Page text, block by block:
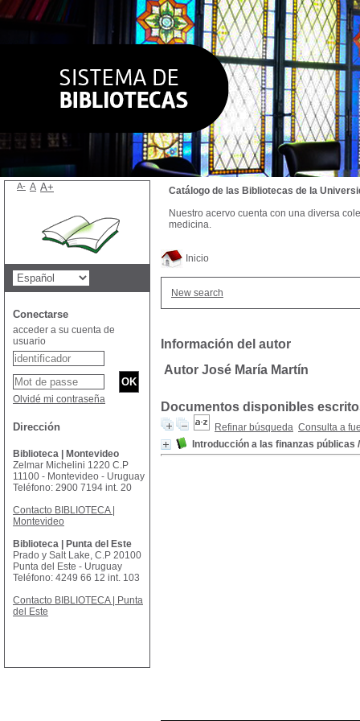
Inicio
New search
Información del autor
Autor José María Martín
Documentos disponibles
Refinar búsqueda Consulta a
Introducción a las finanzas públicas
Catálogo de las Bibliotecas de la
Nuestro acervo cuenta con una diversa
medicina.
A- A A+
Conectarse
acceder a su cuenta de
usuario
Olvidé mi contraseña
Dirección
Biblioteca | Montevideo
Zelmar Michelini 1220 C.P
11100 - Montevideo - Uruguay
Teléfono: 2900 7194 int. 20
Contacto BIBLIOTECA |
Montevideo
Biblioteca | Punta del Este
Prado y Salt Lake, C.P 20100
Punta del Este - Uruguay
Teléfono: 4249 66 12 int. 103
Contacto BIBLIOTECA | Punta
del Este